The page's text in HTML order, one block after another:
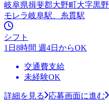
岐阜県揖斐郡大野町大字黒野
モレラ岐阜駅、糸貫駅
シフト
1日8時間 週4日からOK
交通費支給
未経験OK
詳細を見る 応募画面に進む